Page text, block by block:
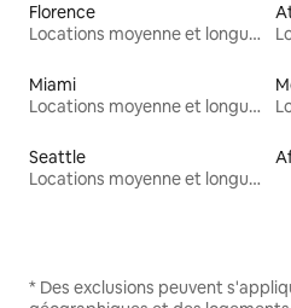
Florence
Locations moyenne et longue durée
Miami
Locations moyenne et longue durée
Seattle
Locations moyenne et longue durée
* Des exclusions peuvent